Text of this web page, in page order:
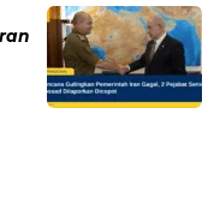
Login, Fungsi,
Ini Kondisi